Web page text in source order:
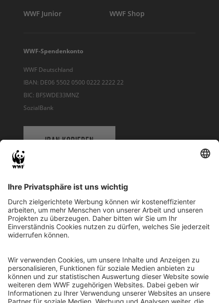
WWF Junior WWF Shop
WWF-Spendenkonto
WWF Deutschland
IBAN: DE06 5502 0500 0222 2222 22
BIC: BFSWDE33MNZ
SozialBank
IBAN KOPIEREN
WWF Deutschland
Reinhardtstr. 18
10117 Berlin
Ihre Spende kann steuerlich geltend gemacht werden
Registriert als Stiftung WWF Deutschland, Senatsverwaltung für
Justiz Berlin, Az: 3416/976/2